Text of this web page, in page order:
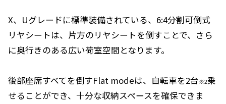
X、Uグレードに標準装備されている、6:4分割可倒式
リヤシートは、片方のリヤシートを倒すことで、さら
に奥行きのある広い荷室空間となります。
後部座席すべてを倒すFlat modeは、自転車を2台※2乗
せることができ、十分な収納スペースを確保できま